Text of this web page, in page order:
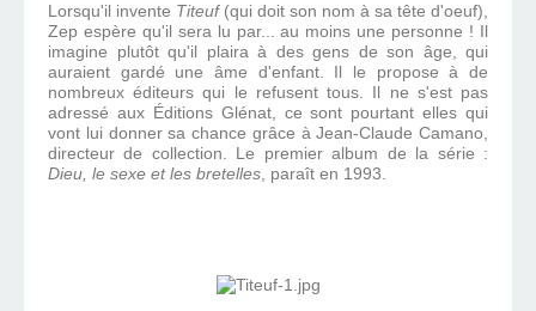
Lorsqu'il invente Titeuf(qui doit son nom à sa tête d'oeuf),
Zep espère qu'il sera lu par... au moins une personne ! Il
imagine plutôt qu'il plaira à des gens de son âge, qui
auraient gardé une âme d'enfant. Il le propose à de
nombreux éditeurs qui le refusent tous. Il ne s'est pas
adressé aux Éditions Glénat, ce sont pourtant elles qui
vont lui donner sa chance grâce à Jean-Claude Camano,
directeur de collection. Le premier album de la série :
Dieu, le sexe et les bretelles, paraît en 1993.